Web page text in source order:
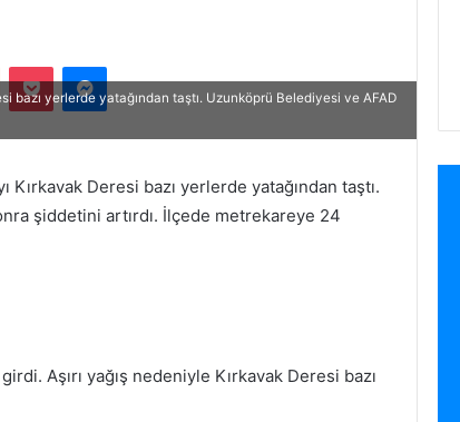
Odnoklassniki
Pocket Messenger
bazı yerlerde yatağından taştı. Uzunköprü Belediyesi ve AFAD
Kırkavak Deresi bazı yerlerde yatağından taştı.
şiddetini artırdı. İlçede metrekareye 24
Aşırı yağış nedeniyle Kırkavak Deresi bazı